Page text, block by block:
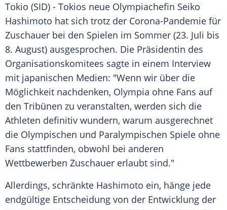
Tokio (SID) - Tokios neue Olympiachefin Seiko
Hashimoto hat sich trotz der Corona-Pandemie für
Zuschauer bei den Spielen im Sommer (23. Juli bis
8. August) ausgesprochen. Die Präsidentin des
Organisationskomitees sagte in einem Interview
mit japanischen Medien: "Wenn wir über die
Möglichkeit nachdenken, Olympia ohne Fans auf
den Tribünen zu veranstalten, werden sich die
Athleten definitiv wundern, warum ausgerechnet
die Olympischen und Paralympischen Spiele ohne
Fans stattfinden, obwohl bei anderen
Wettbewerben Zuschauer erlaubt sind."
Allerdings, schränkte Hashimoto ein, hänge jede
endgültige Entscheidung von der Entwicklung der